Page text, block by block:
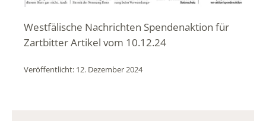
Westfälische Nachrichten Spendenaktion für
Zartbitter Artikel vom 10.12.24
Veröffentlicht: 12. Dezember 2024